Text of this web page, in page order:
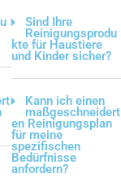
Sind Ihre
Reinigungsprodu
kte für Haustiere
und Kinder sicher?
Kann ich einen
maßgeschneidert
en Reinigungsplan
für meine
spezifischen
Bedürfnisse
anfordern?